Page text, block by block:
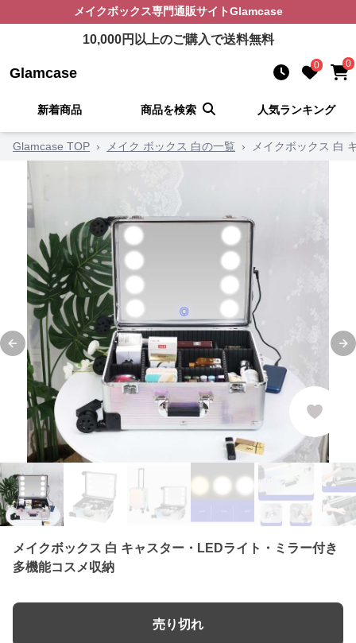
メイクボックス専門通販サイトGlamcase
10,000円以上のご購入で送料無料
Glamcase 0 0
新着商品 商品を検索 人気ランキング
Glamcase TOP › メイク ボックス 白の一覧 › メイクボックス 白
Previous slide
メイクボックス 白 キャスター・LEDライト・ミラー付き
多機能コスメ収納
売り切れ